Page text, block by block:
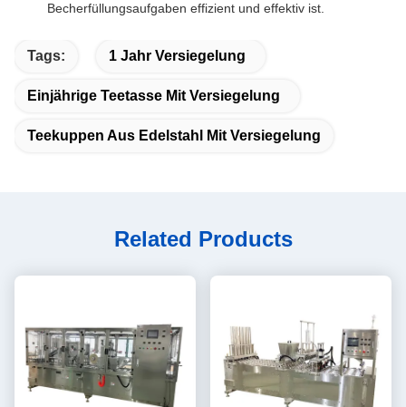
Becherfüllungsaufgaben effizient und effektiv ist.
Tags: 1 Jahr Versiegelung
Einjährige Teetasse Mit Versiegelung
Teekuppen Aus Edelstahl Mit Versiegelung
Related Products